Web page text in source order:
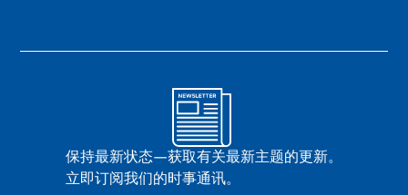
保持最新状态—获取有关最新主题的更新。
立即订阅我们的时事通讯。